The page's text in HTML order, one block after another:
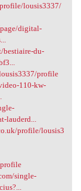
lousis3337/
digital-
bestiaire-du-
profile
110-kw-
lauderd...
profile/lousis3
single-